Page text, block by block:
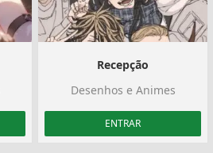
Recepção
Desenhos e Animes
ENTRAR